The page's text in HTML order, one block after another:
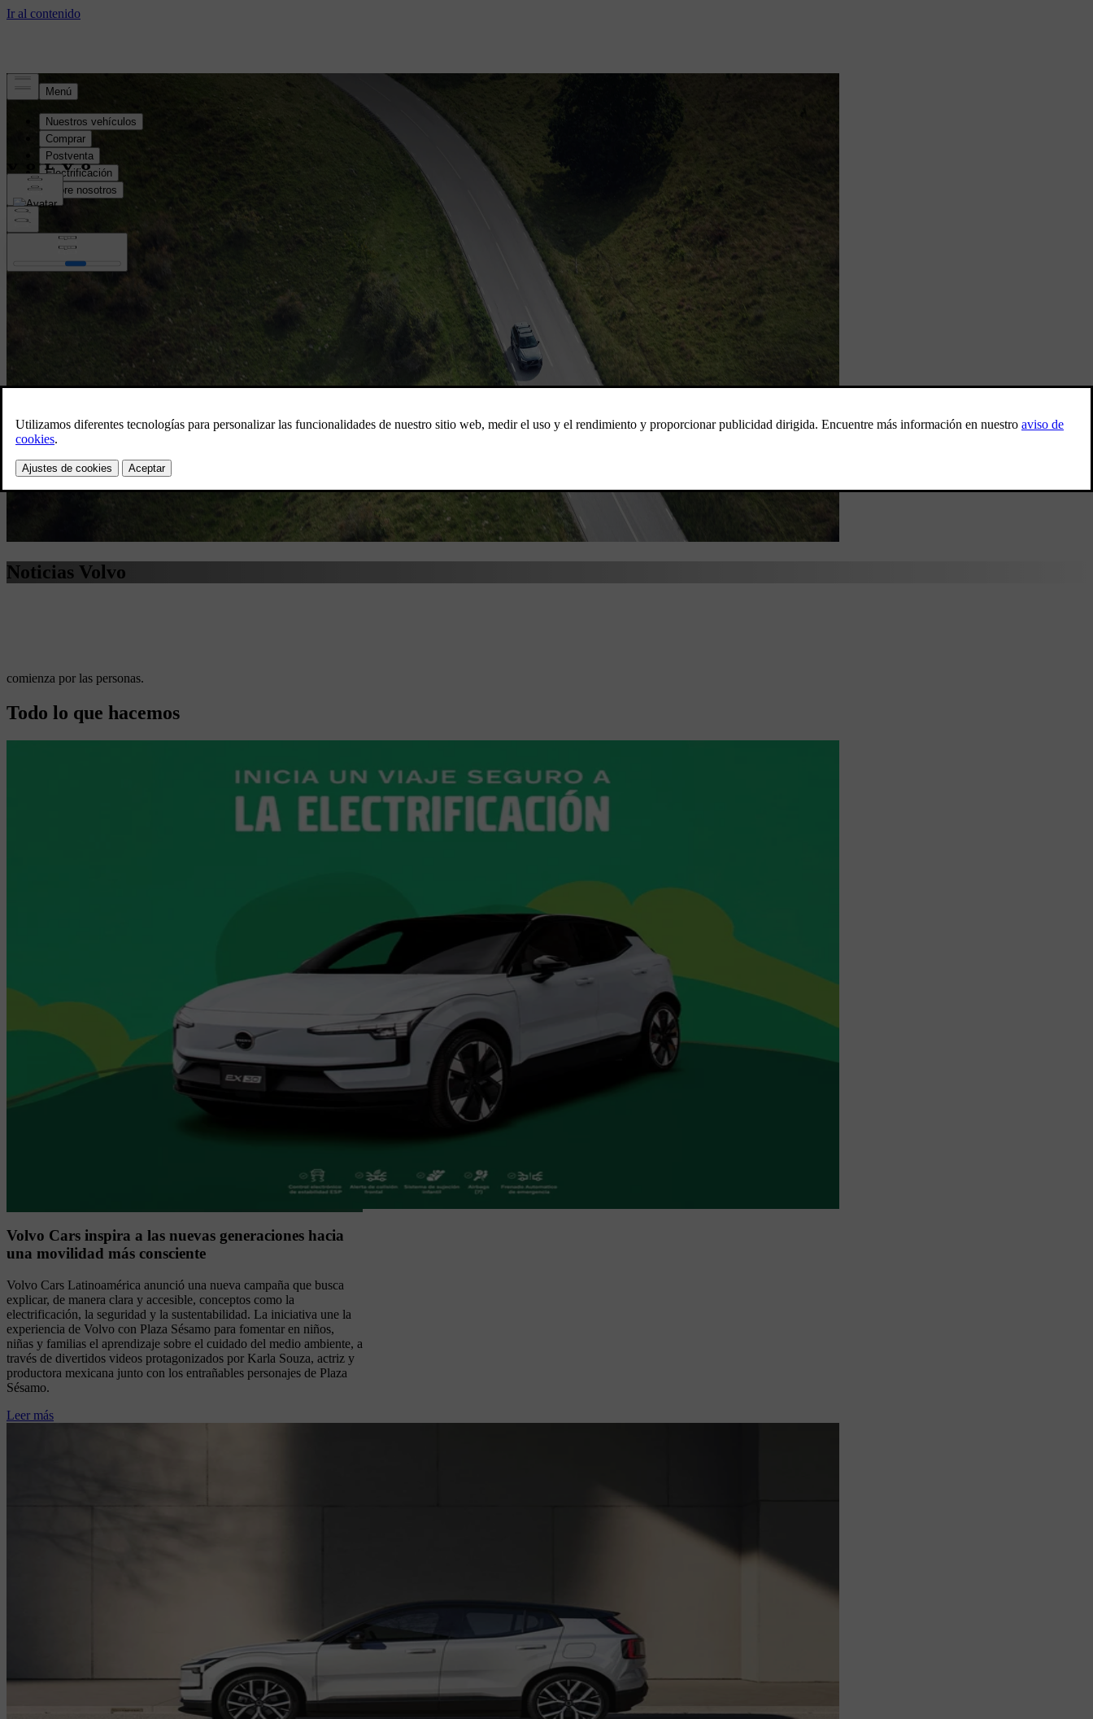
Noticias Volvo
comienza por las personas.
Todo lo que hacemos
Volvo Cars inspira a las nuevas generaciones hacia
una movilidad más consciente
Volvo Cars Latinoamérica anunció una nueva campaña que busca
explicar, de manera clara y accesible, conceptos como la
electrificación, la seguridad y la sustentabilidad. La iniciativa une la
experiencia de Volvo con Plaza Sésamo para fomentar en niños,
niñas y familias el aprendizaje sobre el cuidado del medio ambiente, a
través de divertidos videos protagonizados por Karla Souza, actriz y
productora mexicana junto con los entrañables personajes de Plaza
Sésamo.
Leer más